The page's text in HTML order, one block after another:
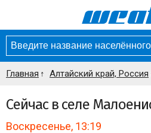
Главная Алтайский край, Россия
Сейчас в селе
Воскресенье, 13:19